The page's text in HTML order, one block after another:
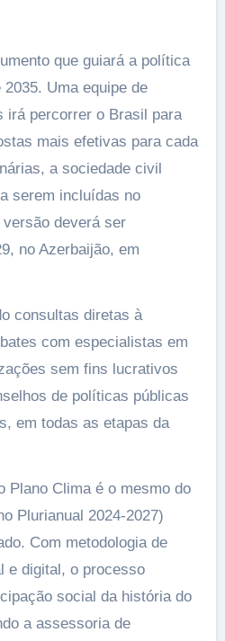
que guiará a política
Uma equipe de
irá percorrer o Brasil para
mais efetivas para cada
a sociedade civil
serem incluídas no
deverá ser
no Azerbaijão, em
consultas diretas à
com especialistas em
sem fins lucrativos
de políticas públicas
em todas as etapas da
Plano Clima é o mesmo do
Plurianual 2024-2027)
Com metodologia de
e digital, o processo
social da história do
a assessoria de